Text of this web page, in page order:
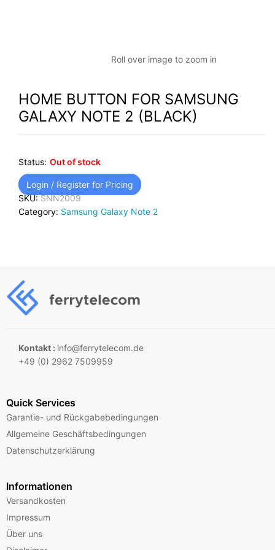
Roll over image to zoom in
HOME BUTTON FOR SAMSUNG
GALAXY NOTE 2 (BLACK)
Status: Out of stock
Login / Register for Pricing
SKU:SNN2009
Category: Samsung Galaxy Note 2
Kontakt : info@ferrytelecom.de
+49 (0) 2962 7509959
Quick Services
Garantie- und Rückgabebedingungen
Allgemeine Geschäftsbedingungen
Datenschutzerklärung
Informationen
Versandkosten
Impressum
Über uns